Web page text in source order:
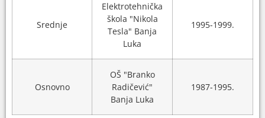
Srednje
Elektrotehnička
škola "Nikola
Tesla" Banja
Luka
1995-1999.
Osnovno
OŠ "Branko
Radičević"
Banja Luka
1987-1995.